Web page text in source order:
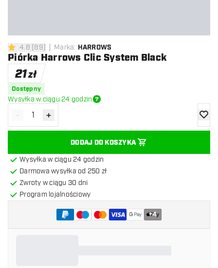
4.8 gwiazdki oceny
4.8 [89] Marka: HARROWS
Piórka Harrows Clic System Black
21zł
Dostępny
Wysyłka w ciągu 24 godzin
Zmniejsz ilość
- Zwiększ ilość
+
DODAJ DO KOSZYKA
Wysyłka w ciągu 24 godzin
Darmowa wysyłka od 250 zł
Zwroty w ciągu 30 dni
Program lojalnościowy
+4